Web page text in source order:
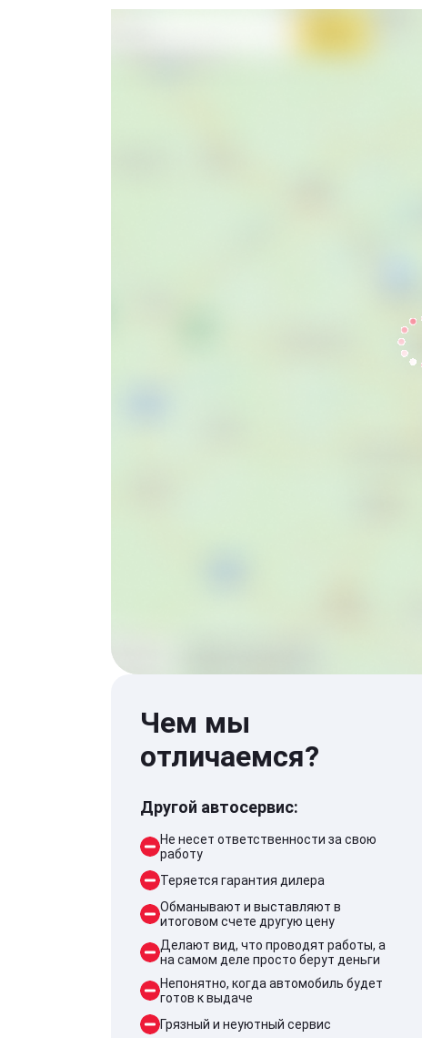
Чем мы
отличаемся?
Другой автосервис:
Не несет ответственности за свою
работу
Теряется гарантия дилера
Обманывают и выставляют в
итоговом счете другую цену
Делают вид, что проводят работы, а
на самом деле просто берут деньги
Непонятно, когда автомобиль будет
готов к выдаче
Грязный и неуютный сервис